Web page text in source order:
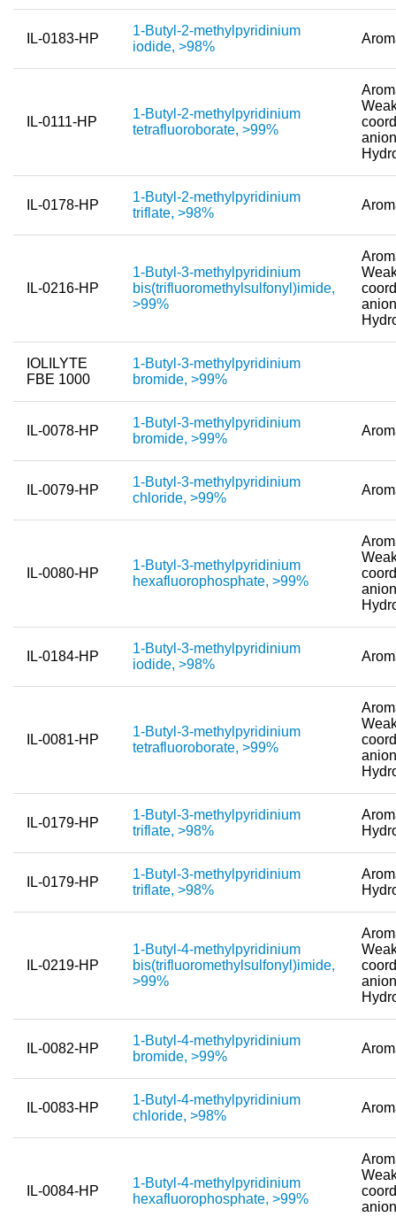
Reagenzien für die Analytik
Toxizität von ionischen Flüssigkeiten
Unternehmen
Investor Relations
IL-0183-HP
1-Butyl-2-methylpyridinium
iodide, >98%
IL-0111-HP
1-Butyl-2-methylpyridinium
tetrafluoroborate, >99%
IL-0178-HP
1-Butyl-2-methylpyridinium
triflate, >98%
IL-0216-HP
1-Butyl-3-methylpyridinium
bis(trifluoromethylsulfonyl)imide,
>99%
IOLILYTE
FBE 1000
1-Butyl-3-methylpyridinium
bromide, >99%
IL-0078-HP
1-Butyl-3-methylpyridinium
bromide, >99%
IL-0079-HP
1-Butyl-3-methylpyridinium
chloride, >99%
IL-0080-HP
1-Butyl-3-methylpyridinium
hexafluorophosphate, >99%
IL-0184-HP
1-Butyl-3-methylpyridinium
iodide, >98%
IL-0081-HP
1-Butyl-3-methylpyridinium
tetrafluoroborate, >99%
IL-0179-HP
1-Butyl-3-methylpyridinium
triflate, >98%
IL-0179-HP
1-Butyl-3-methylpyridinium
triflate, >98%
IL-0219-HP
1-Butyl-4-methylpyridinium
bis(trifluoromethylsulfonyl)imide,
>99%
IL-0082-HP
1-Butyl-4-methylpyridinium
bromide, >99%
IL-0083-HP
1-Butyl-4-methylpyridinium
chloride, >98%
IL-0084-HP
1-Butyl-4-methylpyridinium
hexafluorophosphate, >99%